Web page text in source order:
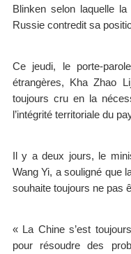
Blinken selon laquelle
Russie contredit sa
Ce jeudi, le porte-
étrangères, Kha Zhao
toujours cru en la
l’intégrité territoriale du
Il y a deux jours, le
Wang Yi, a souligné que
souhaite toujours ne pas
« La Chine s’est
pour résoudre des